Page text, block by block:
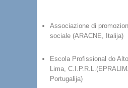
Associazione di
sociale (ARACNE, Italija)
Escola Profissional do Alto
Lima,
Portugalija)